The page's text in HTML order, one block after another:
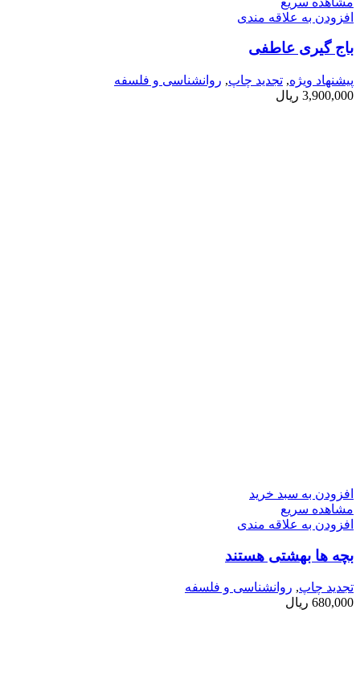
افزودن به علاقه مندی
باج گیری عاطفی
پیشنهاد ویژه, تجدید چاپ, روانشناسی و فلسفه
3,900,000 ریال
افزودن به سبد خرید
مشاهده سریع
افزودن به علاقه مندی
بچه ­ها بهشتی هستند
تجدید چاپ, روانشناسی و فلسفه
680,000 ریال